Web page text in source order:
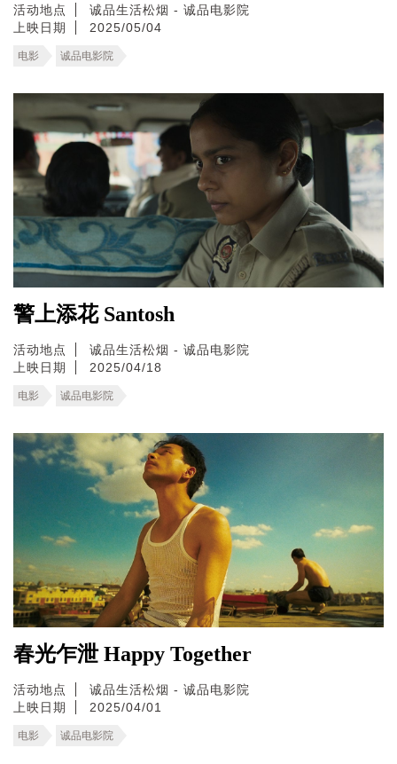
活动地点
诚品生活松烟 - 诚品电影院
上映日期
2025/05/04
电影 诚品电影院
警上添花 Santosh
活动地点
诚品生活松烟 - 诚品电影院
上映日期
2025/04/18
电影 诚品电影院
春光乍泄 Happy Together
活动地点
诚品生活松烟 - 诚品电影院
上映日期
2025/04/01
电影 诚品电影院